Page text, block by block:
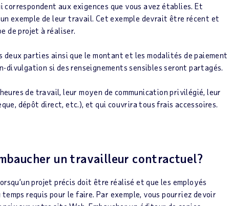
correspondent aux exigences que vous avez établies. Et
exemple de leur travail. Cet exemple devrait être récent et
de projet à réaliser.
deux parties ainsi que le montant et les modalités de paiement
divulgation si des renseignements sensibles seront partagés.
de travail, leur moyen de communication privilégié, leur
dépôt direct, etc.), et qui couvrira tous frais accessoires.
un travailleur contractuel?
projet précis doit être réalisé et que les employés
requis pour le faire. Par exemple, vous pourriez devoir